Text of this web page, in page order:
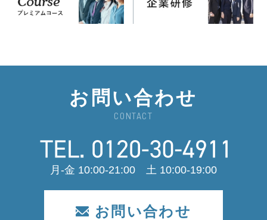
お問い合わせ
CONTACT
月-金 10:00-21:00 土 10:00-19:00
お問い合わせ